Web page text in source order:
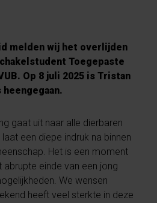
melden wij het overlijden
Toegepaste
Op 8 juli 2025 is Tristan
gaat uit naar alle dierbaren
een diepe indruk na binnen
Het is een moment
einde van een jong
We wensen
heeft veel sterkte in deze